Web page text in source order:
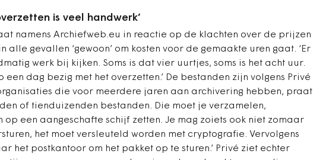
is veel handwerk’
namens Archiefweb.eu in reactie op de klachten over de prijzen
alle gevallen ‘gewoon’ om kosten voor de gemaakte uren gaat. ‘Er
werk bij kijken. Soms is dat vier uurtjes, soms is het acht uur.
een dag bezig met het overzetten.’ De bestanden zijn volgens Privé
die voor meerdere jaren aan archivering hebben, praat
of tienduizenden bestanden. Die moet je verzamelen,
op een aangeschafte schijf zetten. Je mag zoiets ook niet zomaar
het moet versleuteld worden met cryptografie. Vervolgens
het postkantoor om het pakket op te sturen.’ Privé ziet echter